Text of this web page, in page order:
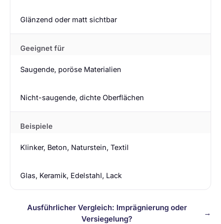
Glänzend oder matt sichtbar
Geeignet für
Saugende, poröse Materialien
Nicht-saugende, dichte Oberflächen
Beispiele
Klinker, Beton, Naturstein, Textil
Glas, Keramik, Edelstahl, Lack
Ausführlicher Vergleich: Imprägnierung oder
Versiegelung?
→